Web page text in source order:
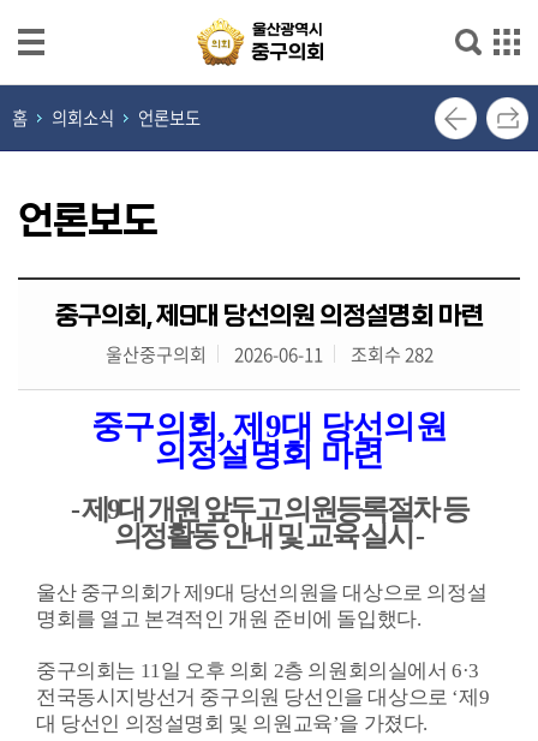
본문으로 바로가기
메인메뉴 바로가기
열
린
장
실
의
의
회
소
식
의
홈 의회소식 언론보도
언론보도
중구의회, 제9대 당선의원 의정설명회 마련
울산중구의회 2026-06-11 조회수 282
중구의회 ,제 9대 당선의원
의정설명회 마련
-제 9대 개원 앞두고 의원등록절차 등
의정활동 안내 및 교육 실시 -
울산 중구의회가 제9대 당선의원을 대상으로 의정설
명회를 열고 본격적인 개원 준비에 돌입했다.
중구의회는 11일 오후 의회 2층 의원회의실에서6·3
전국동시지방선거 중구의원 당선인을 대상으로 ‘제9
대 당선인 의정설명회 및 의원교육’을 가졌다.